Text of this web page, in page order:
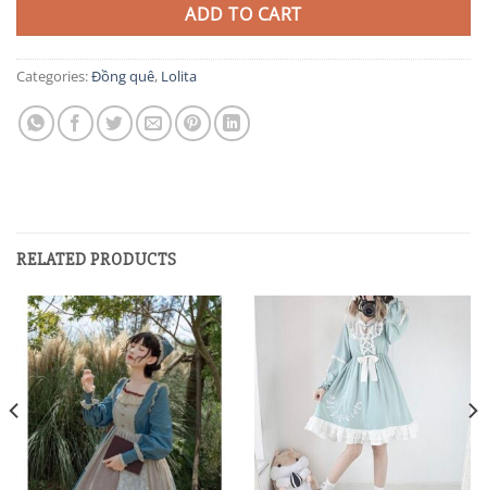
ADD TO CART
Categories:Đồng quê, Lolita
RELATED PRODUCTS